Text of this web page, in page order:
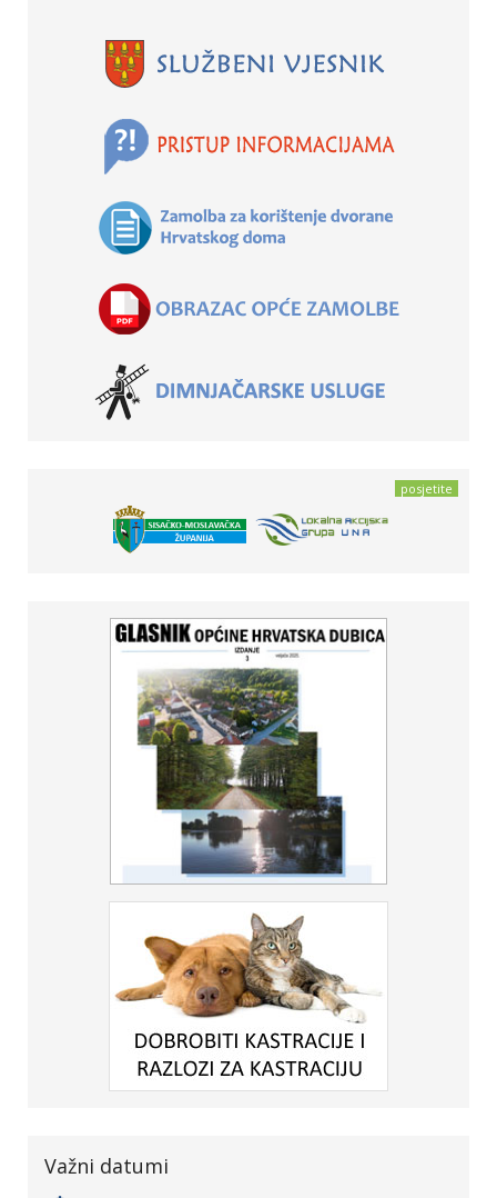
posjetite
Važni datumi